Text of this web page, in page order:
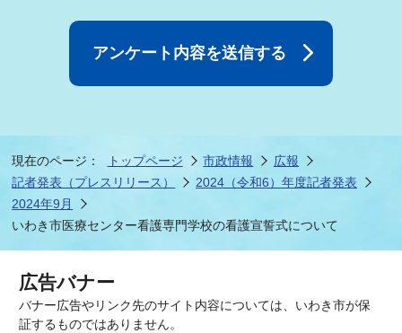
現在のページ： トップページ 市政情報
広報
記者発表（プレスリリース）
2024（令和6）年度記者発表
2024年9月
いわき市医療センター看護専門学校の看護宣誓式について
広告バナー
バナー広告やリンク先のサイト内容については、いわき市が保
証するものではありません。